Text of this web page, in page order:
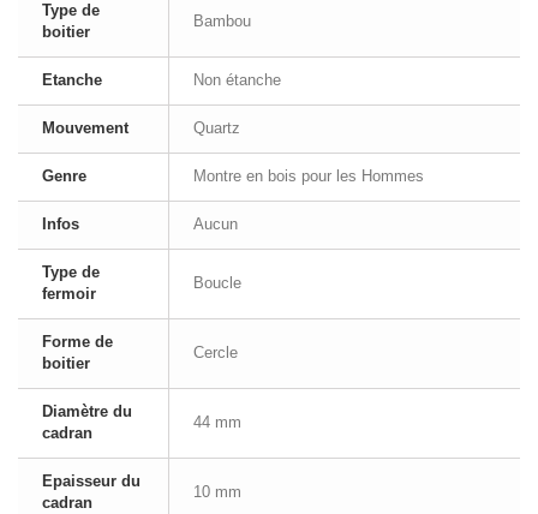
Type de
boitier
Bambou
Etanche Non étanche
Mouvement Quartz
Genre Montre en bois pour les Hommes
Infos Aucun
Type de
fermoir
Boucle
Forme de
boitier
Cercle
Diamètre du
cadran
44 mm
Epaisseur du
cadran
10 mm